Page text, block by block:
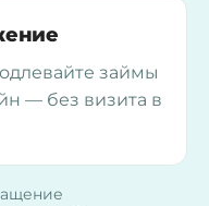
займы
— без визита в